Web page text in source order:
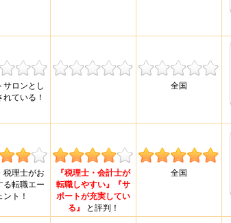
サロンとし
れている！
全国
税理士がお
る転職エー
ント！
『税理士・会計士が
転職しやすい』『サ
ポートが充実してい
る』
と評判！
全国